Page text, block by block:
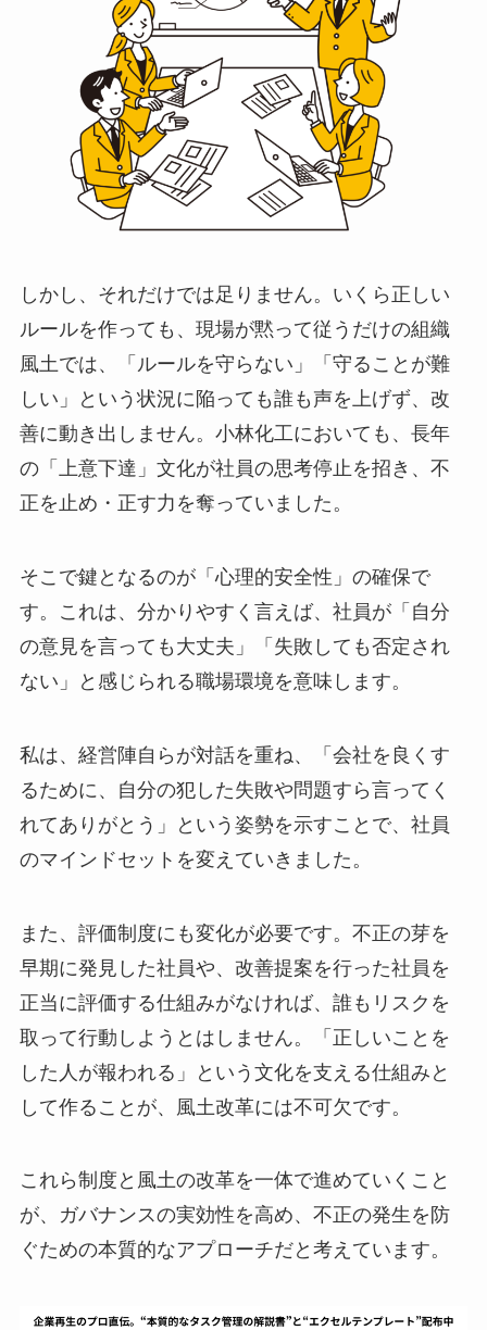
しかし、それだけでは足りません。いくら正しい
ルールを作っても、現場が黙って従うだけの組織
風土では、「ルールを守らない」「守ることが難
しい」という状況に陥っても誰も声を上げず、改
善に動き出しません。小林化工においても、長年
の「上意下達」文化が社員の思考停止を招き、不
正を止め・正す力を奪っていました。
そこで鍵となるのが「心理的安全性」の確保で
す。これは、分かりやすく言えば、社員が「自分
の意見を言っても大丈夫」「失敗しても否定され
ない」と感じられる職場環境を意味します。
私は、経営陣自らが対話を重ね、「会社を良くす
るために、自分の犯した失敗や問題すら言ってく
れてありがとう」という姿勢を示すことで、社員
のマインドセットを変えていきました。
また、評価制度にも変化が必要です。不正の芽を
早期に発見した社員や、改善提案を行った社員を
正当に評価する仕組みがなければ、誰もリスクを
取って行動しようとはしません。「正しいことを
した人が報われる」という文化を支える仕組みと
して作ることが、風土改革には不可欠です。
これら制度と風土の改革を一体で進めていくこと
が、ガバナンスの実効性を高め、不正の発生を防
ぐための本質的なアプローチだと考えています。